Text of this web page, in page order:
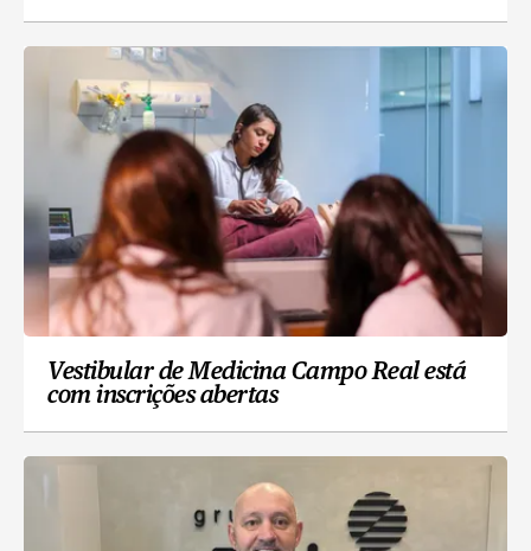
Vestibular de Medicina Campo Real está
com inscrições abertas